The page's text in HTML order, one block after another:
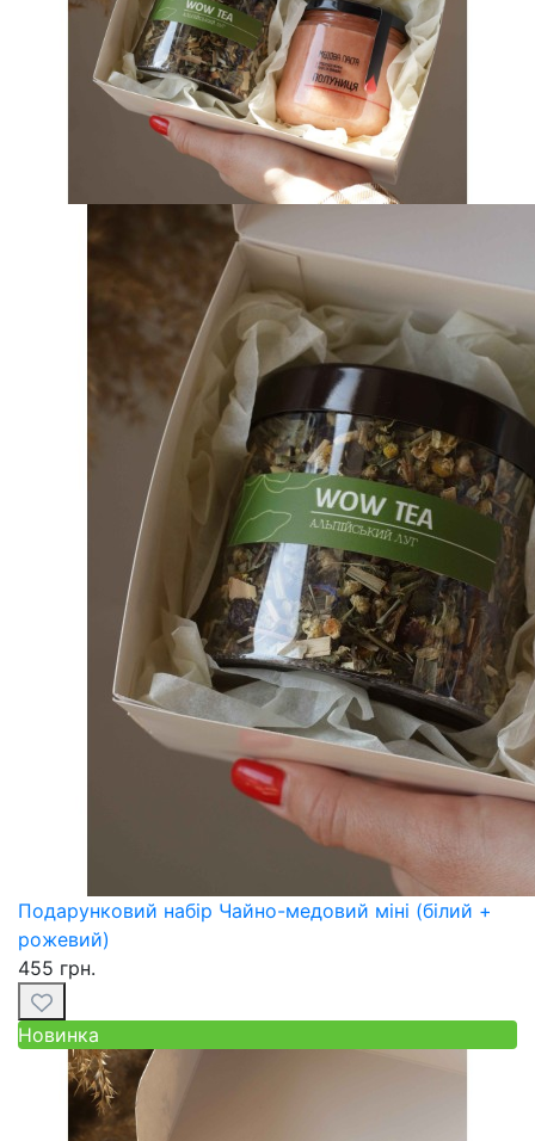
Подарунковий набір Чайно-медовий міні (білий +
рожевий)
455 грн.
Новинка